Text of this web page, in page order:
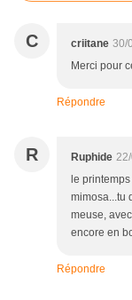
C criitane 30/
Merci pour
Répondre
R Ruphide
le
mimosa...tu
meuse,
encore en
Répondre